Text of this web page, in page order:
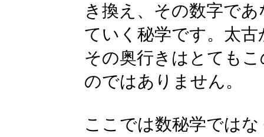
き換え、その数字で
ていく秘学です。太
その奥行きはとても
のではありません。
ここでは数秘学では